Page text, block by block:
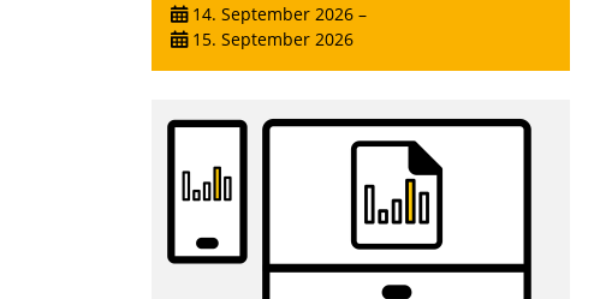
14. September 2026 –
15. September 2026